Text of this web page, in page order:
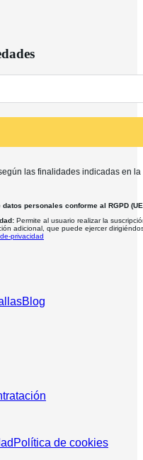
las finalidades indicadas en
personales conforme al RGPD
Permite al usuario realizar la
adicional, que puede ejercer
privacidad
Blog
Política de cookies